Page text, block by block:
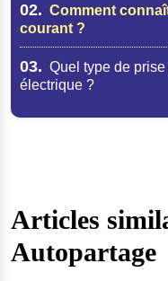
02. Comment
courant ?
03. Quel type de
électrique ?
Articles
Autopartage